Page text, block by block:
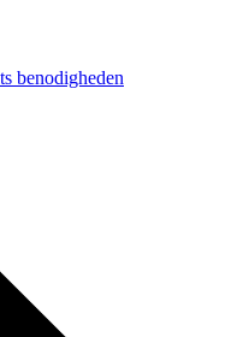
benodigheden